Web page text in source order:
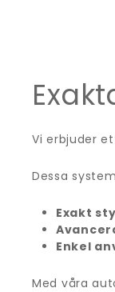
Vi erbjuder
Dessa
Exakt
Enkel
Med våra